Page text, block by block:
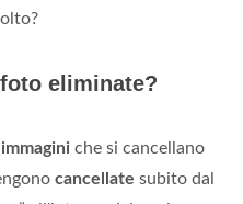
eliminate?
immagini che si cancellano
cancellate subito dal